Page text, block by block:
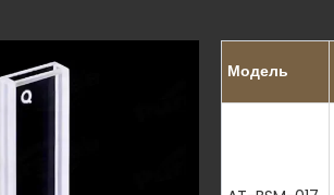
Модель